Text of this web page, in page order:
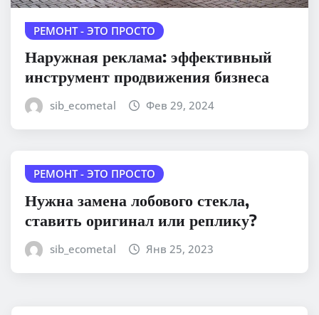
РЕМОНТ - ЭТО ПРОСТО
Наружная реклама: эффективный
инструмент продвижения бизнеса
sib_ecometal Фев 29, 2024
РЕМОНТ - ЭТО ПРОСТО
Нужна замена лобового стекла,
ставить оригинал или реплику?
sib_ecometal Янв 25, 2023